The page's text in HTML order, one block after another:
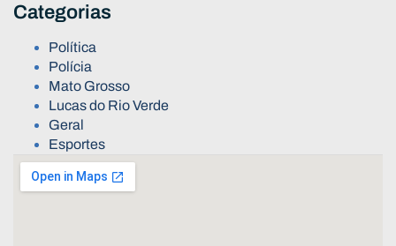
Categorias
Política
Polícia
Mato Grosso
Lucas do Rio Verde
Geral
Esportes